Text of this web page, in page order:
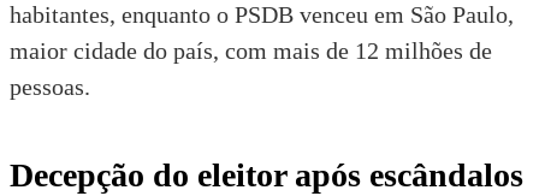
habitantes, enquanto o PSDB venceu em São Paulo,
maior cidade do país, com mais de 12 milhões de
pessoas.
Decepção do eleitor após escândalos